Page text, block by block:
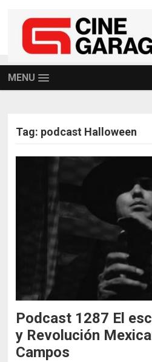
MENU
Tag: podcast Halloween
Podcast 1287 El
y Revolución
Campos